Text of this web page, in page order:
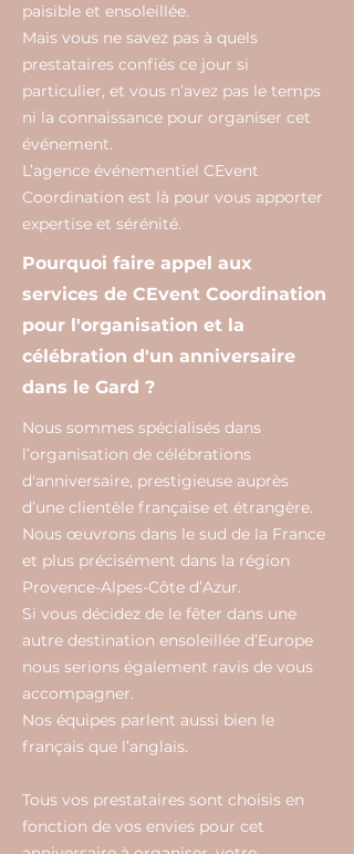
paisible et ensoleillée.
Mais vous ne savez pas à quels
prestataires confiés ce jour si
particulier, et vous n’avez pas le temps
ni la connaissance pour organiser cet
événement.
L’agence événementiel CEvent
Coordination est là pour vous apporter
expertise et sérénité.
Pourquoi faire appel aux
services de CEvent Coordination
pour l'organisation et la
célébration d'un anniversaire
dans le Gard ?
Nous sommes spécialisés dans
l’organisation de célébrations
d'anniversaire, prestigieuse auprès
d’une clientèle française et étrangère.
Nous œuvrons dans le sud de la France
et plus précisément dans la région
Provence-Alpes-Côte d’Azur.
Si vous décidez de le fêter dans une
autre destination ensoleillée d’Europe
nous serions également ravis de vous
accompagner.
Nos équipes parlent aussi bien le
français que l’anglais.
Tous vos prestataires sont choisis en
fonction de vos envies pour cet